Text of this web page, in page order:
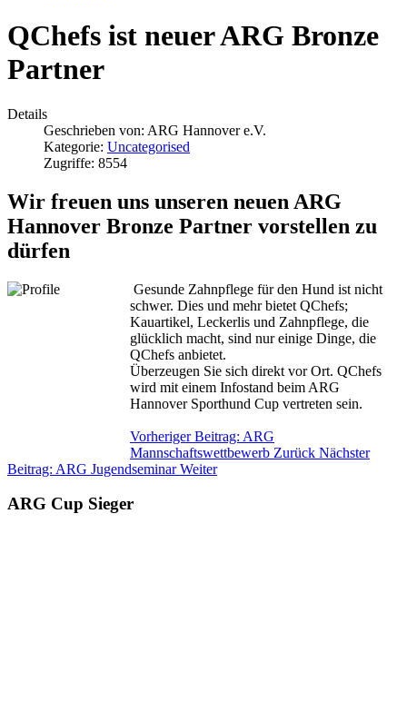
QChefs ist neuer ARG Bronze
Partner
Details
Geschrieben von: ARG Hannover e.V.
Kategorie: Uncategorised
Zugriffe: 8554
Wir freuen uns unseren neuen ARG
Hannover Bronze Partner vorstellen zu
dürfen
Gesunde Zahnpflege für den Hund ist nicht
schwer. Dies und mehr bietet QChefs;
Kauartikel, Leckerlis und Zahnpflege, die
glücklich macht, sind nur einige Dinge, die
QChefs anbietet.
Überzeugen Sie sich direkt vor Ort. QChefs
wird mit einem Infostand beim ARG
Hannover Sporthund Cup vertreten sein.
Vorheriger Beitrag: ARG
Mannschaftswettbewerb Zurück Nächster
Beitrag: ARG JugendseminarWeiter
ARG Cup Sieger